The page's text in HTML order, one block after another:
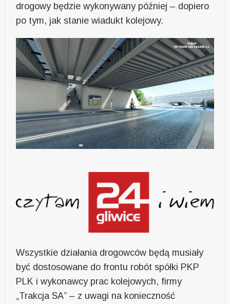
drogowy będzie wykonywany później – dopiero
po tym, jak stanie wiadukt kolejowy.
Wszystkie działania drogowców będą musiały
być dostosowane do frontu robót spółki PKP
PLK i wykonawcy prac kolejowych, firmy
„Trakcja SA” – z uwagi na konieczność